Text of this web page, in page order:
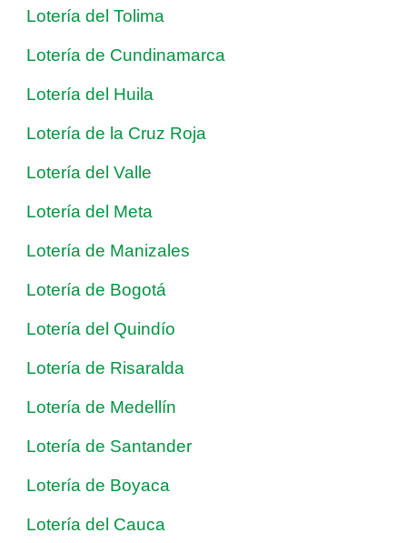
Lotería del Tolima
Lotería de Cundinamarca
Lotería del Huila
Lotería de la Cruz Roja
Lotería del Valle
Lotería del Meta
Lotería de Manizales
Lotería de Bogotá
Lotería del Quindío
Lotería de Risaralda
Lotería de Medellín
Lotería de Santander
Lotería de Boyaca
Lotería del Cauca